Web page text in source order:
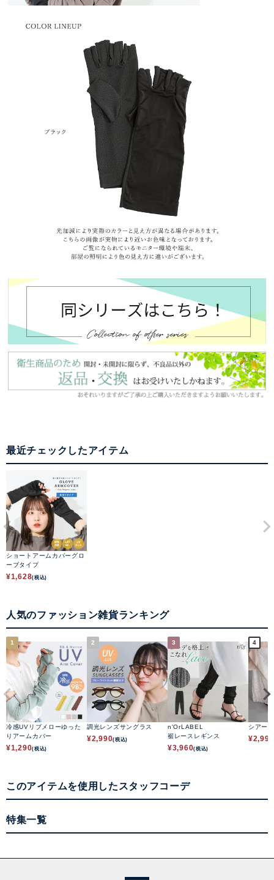
最近チェックしたアイテム
ショートアームカバーグロ
ーブタイプ
¥1,628(税込)
人気のファッション雑貨ランキング
1
冷感UVリブメローゆった
りアームカバー
¥1,290(税込)
2
調光レンズサングラス
¥2,990(税込)
3
n'OrLABEL
裾レースレギンス
¥3,960(税込)
4
シアー
¥2,990
このアイテムを使用したスタッフコーデ
特集一覧